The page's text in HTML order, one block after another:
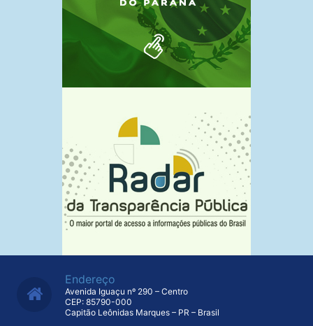
Endereço
Avenida Iguaçu nº 290 – Centro
CEP: 85790-000
Capitão Leônidas Marques – PR – Brasil